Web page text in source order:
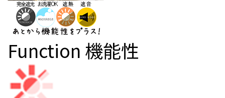
Function 機能性